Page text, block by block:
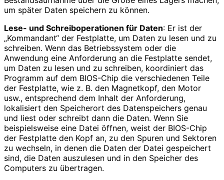
um später Daten speichern zu können.
Lese- und Schreiboperationen für Daten: Er ist der
„Kommandant“ der Festplatte, um Daten zu lesen und zu
schreiben. Wenn das Betriebssystem oder die
Anwendung eine Anforderung an die Festplatte sendet,
um Daten zu lesen und zu schreiben, koordiniert das
Programm auf dem BIOS-Chip die verschiedenen Teile
der Festplatte, wie z. B. den Magnetkopf, den Motor
usw., entsprechend dem Inhalt der Anforderung,
lokalisiert den Speicherort des Datenspeichers genau
und liest oder schreibt dann die Daten. Wenn Sie
beispielsweise eine Datei öffnen, weist der BIOS-Chip
der Festplatte den Kopf an, zu den Spuren und Sektoren
zu wechseln, in denen die Daten der Datei gespeichert
sind, die Daten auszulesen und in den Speicher des
Computers zu übertragen.